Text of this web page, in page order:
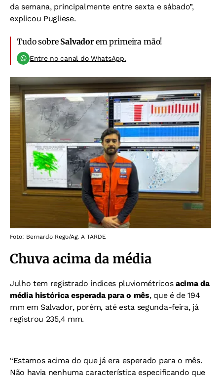
da semana, principalmente entre sexta e sábado”,
explicou Pugliese.
Tudo sobre Salvadorem primeira mão!
Entre no canal do WhatsApp.
Foto: Bernardo Rego/Ag. A TARDE
Chuva acima da média
Julho tem registrado índices pluviométricosacima da
média histórica esperada para o mês, que é de 194
mm em Salvador, porém, até esta segunda-feira, já
registrou 235,4 mm.
“Estamos acima do que já era esperado para o mês.
Não havia nenhuma característica especificando que